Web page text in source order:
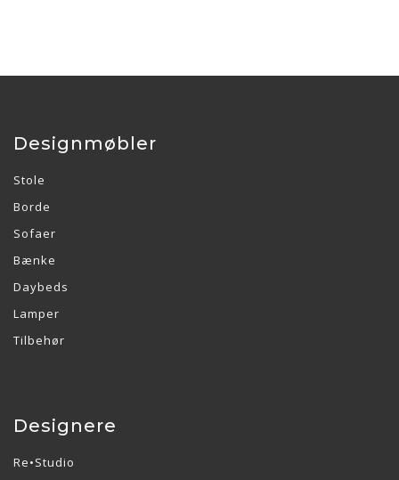
Designmøbler
Stole
Borde
Sofaer
Bænke
Daybeds
Lamper
Tilbehør
Designere
Re•Studio